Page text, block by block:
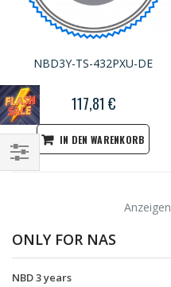
NBD3Y-TS-432PXU-DE
117,81 €
IN DEN WARENKORB
Anzeigen
ONLY FOR NAS
NBD 3 years
Einkaufsoptionen